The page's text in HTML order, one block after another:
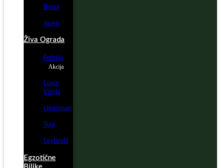
Breza
Jasen
Živa Ograda
Fotinija
Akcija
Lovor
Višnja
Ligustrum
Tuja
Leylandii
Egzotične